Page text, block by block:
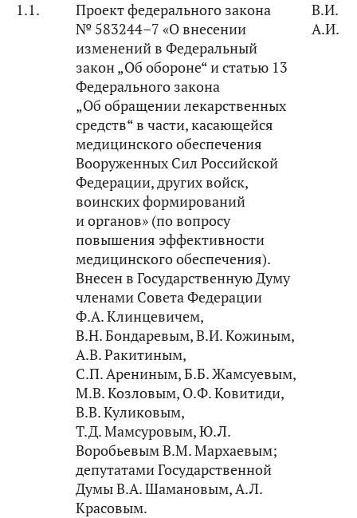
1.1.
Проект федерального закона
№ 583244–7 «О внесении
изменений в Федеральный
закон „Об обороне“ и статью 13
Федерального закона
„Об обращении лекарственных
средств“ в части, касающейся
медицинского обеспечения
Вооруженных Сил Российской
Федерации, других войск,
воинских формирований
и органов» (по вопросу
повышения эффективности
медицинского обеспечения).
Внесен в Государственную Думу
членами Совета Федерации
Ф.А. Клинцевичем,
В.Н. Бондаревым, В.И. Кожиным,
А.В. Ракитиным,
С.П. Арениным, Б.Б. Жамсуевым,
М.В. Козловым, О.Ф. Ковитиди,
В.В. Куликовым,
Т.Д. Мамсуровым, Ю.Л.
Воробьевым В.М. Мархаевым;
депутатами Государственной
Думы В.А. Шамановым, А.Л.
Красовым.
В.И.
А.И.